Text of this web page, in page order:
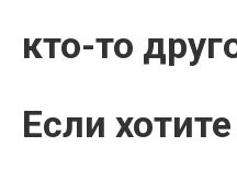
кто-то
Если